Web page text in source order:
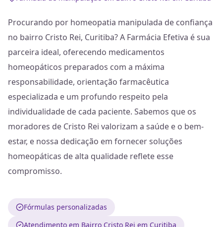
Procurando por homeopatia manipulada de confiança
no bairro Cristo Rei, Curitiba? A Farmácia Efetiva é sua
parceira ideal, oferecendo medicamentos
homeopáticos preparados com a máxima
responsabilidade, orientação farmacêutica
especializada e um profundo respeito pela
individualidade de cada paciente. Sabemos que os
moradores de Cristo Rei valorizam a saúde e o bem-
estar, e nossa dedicação em fornecer soluções
homeopáticas de alta qualidade reflete esse
compromisso.
Fórmulas personalizadas
Atendimento em Bairro Cristo Rei em Curitiba